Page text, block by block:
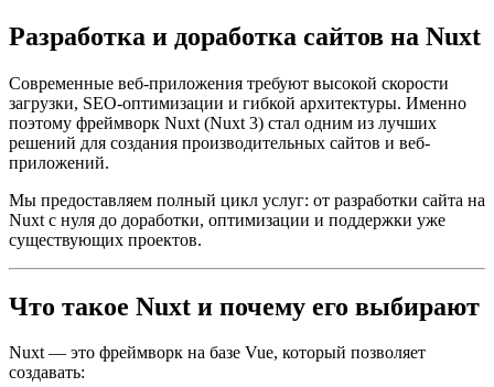
Разработка и доработка сайтов на Nuxt
Современные веб-приложения требуют высокой скорости
загрузки, SEO-оптимизации и гибкой архитектуры. Именно
поэтому фреймворк Nuxt (Nuxt 3) стал одним из лучших
решений для создания производительных сайтов и веб-
приложений.
Мы предоставляем полный цикл услуг: от разработки сайта на
Nuxt с нуля до доработки, оптимизации и поддержки уже
существующих проектов.
Что такое Nuxt и почему его выбирают
Nuxt — это фреймворк на базе Vue, который позволяет
создавать: